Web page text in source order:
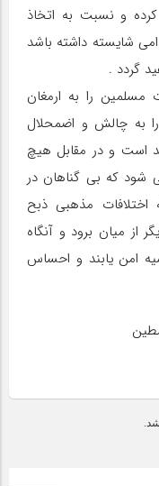
و نسبت به اتخاذ
شايسته داشته باشد
گردد .
را به ارمغان
به چالش و اضمحلال
است و در مقابل هيچ
شود كه بي گناهان در
اختلافات مذهبي ذبح
از ميان برود و آنگاه
امن يابند و احساس